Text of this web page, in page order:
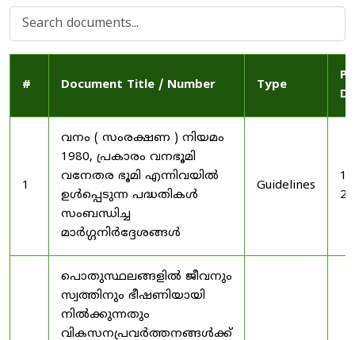
# Document Title / Number Type
1
വനം ( സംരക്ഷണ ) നിയമം
1980, പ്രകാരം വനഭൂമി
വനേതര ഭൂമി എന്നിവയിൽ
ഉൾപ്പെടുന്ന പദ്ധതികൾ
സംബന്ധിച്ച
മാർഗ്ഗനിർദ്ദേശങ്ങൾ
Guidelines
പൊതുസ്ഥലങ്ങളിൽ ജീവനും
സ്വത്തിനും ഭീഷണിയായി
നിൽക്കുന്നതും
വികസനപ്രവർത്തനങ്ങൾക്ക്